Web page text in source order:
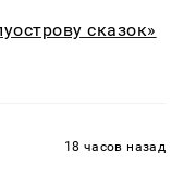
сказок»
18 часов назад